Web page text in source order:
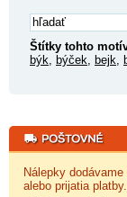
Štítky tohto
býk
býček bejk
Nálepky dodávame
alebo prijatia